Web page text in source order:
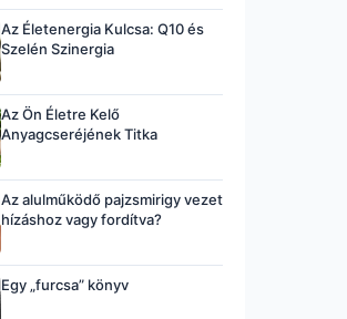
Az Életenergia Kulcsa: Q10 és
Szelén Szinergia
Az Ön Életre Kelő
Anyagcseréjének Titka
Az alulműködő pajzsmirigy vezet
hízáshoz vagy fordítva?
Egy „furcsa” könyv